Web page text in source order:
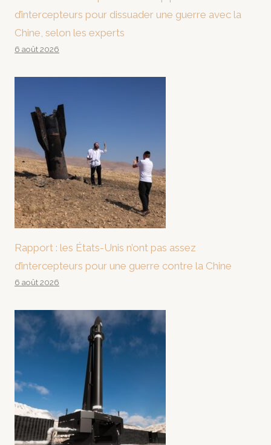
d’intercepteurs pour dissuader une guerre avec la
Chine, selon les experts
6 août 2026
Rapport : les États-Unis n’ont pas assez
d’intercepteurs pour une guerre contre la Chine
6 août 2026